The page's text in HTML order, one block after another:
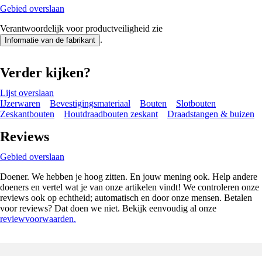
Gebied overslaan
Verantwoordelijk voor productveiligheid zie
Informatie van de fabrikant .
Verder kijken?
Lijst overslaan
IJzerwaren
Bevestigingsmateriaal Bouten
Slotbouten
Zeskantbouten
Houtdraadbouten zeskant Draadstangen & buizen
Reviews
Gebied overslaan
Doener. We hebben je hoog zitten. En jouw mening ook. Help andere
doeners en vertel wat je van onze artikelen vindt! We controleren onze
reviews ook op echtheid; automatisch en door onze mensen. Betalen
voor reviews? Dat doen we niet. Bekijk eenvoudig al onze
reviewvoorwaarden.